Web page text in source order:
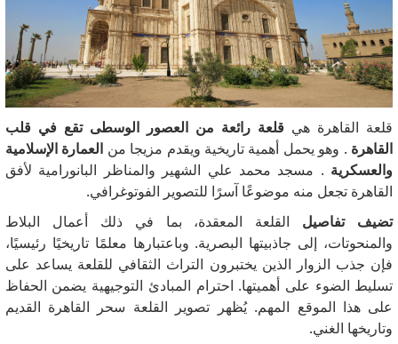
قلعة القاهرة هي قلعة رائعة من العصور الوسطى تقع في قلب
القاهرة . وهو يحمل أهمية تاريخية ويقدم مزيجا من العمارة الإسلامية
والعسكرية . مسجد محمد علي الشهير والمناظر البانورامية لأفق
القاهرة تجعل منه موضوعًا آسرًا للتصوير الفوتوغرافي.
تضيف تفاصيل القلعة المعقدة، بما في ذلك أعمال البلاط
والمنحوتات، إلى جاذبيتها البصرية. وباعتبارها معلمًا تاريخيًا رئيسيًا،
فإن جذب الزوار الذين يختبرون التراث الثقافي للقلعة يساعد على
تسليط الضوء على أهميتها. احترام المبادئ التوجيهية يضمن الحفاظ
على هذا الموقع المهم.يُظهر تصوير القلعة سحر القاهرة القديم
وتاريخها الغني.